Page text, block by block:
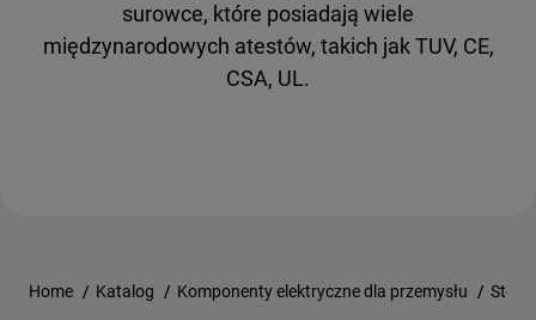
surowce, które posiadają wiele
międzynarodowych atestów, takich jak TUV, CE,
CSA, UL.
Home / Katalog / Komponenty elektryczne dla przemysłu /